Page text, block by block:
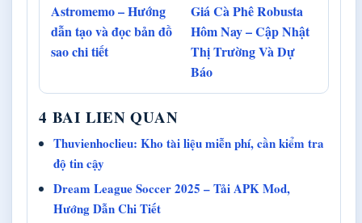
Astromemo – Hướng
dẫn tạo và đọc bản đồ
sao chi tiết
Giá Cà Phê Robusta
Hôm Nay – Cập Nhật
Thị Trường Và Dự
Báo
4 BAI LIEN QUAN
Thuvienhoclieu: Kho tài liệu miễn phí, cần kiểm tra
độ tin cậy
Dream League Soccer 2025 – Tải APK Mod,
Hướng Dẫn Chi Tiết